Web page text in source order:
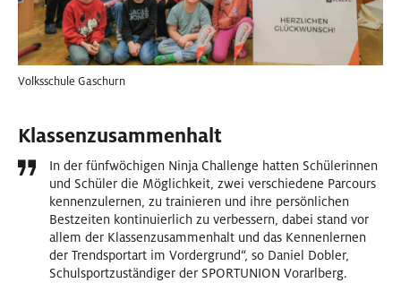
Volksschule Gaschurn
Klassenzusammenhalt
In der fünfwöchigen Ninja Challenge hatten Schülerinnen
und Schüler die Möglichkeit, zwei verschiedene Parcours
kennenzulernen, zu trainieren und ihre persönlichen
Bestzeiten kontinuierlich zu verbessern, dabei stand vor
allem der Klassenzusammenhalt und das Kennenlernen
der Trendsportart im Vordergrund“, so Daniel Dobler,
Schulsportzuständiger der SPORTUNION Vorarlberg.